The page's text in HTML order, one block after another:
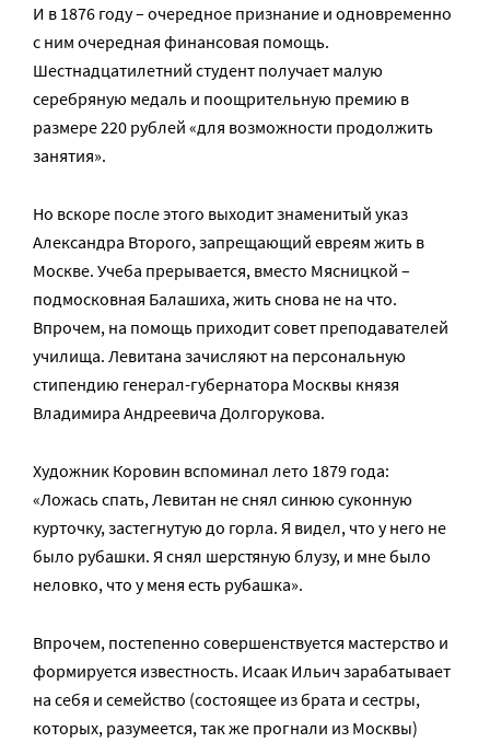
И в 1876 году – очередное признание и одновременно
с ним очередная финансовая помощь.
Шестнадцатилетний студент получает малую
серебряную медаль и поощрительную премию в
размере 220 рублей «для возможности продолжить
занятия».
Но вскоре после этого выходит знаменитый указ
Александра Второго, запрещающий евреям жить в
Москве. Учеба прерывается, вместо Мясницкой –
подмосковная Балашиха, жить снова не на что.
Впрочем, на помощь приходит совет преподавателей
училища. Левитана зачисляют на персональную
стипендию генерал-губернатора Москвы князя
Владимира Андреевича Долгорукова.
Художник Коровин вспоминал лето 1879 года:
«Ложась спать, Левитан не снял синюю суконную
курточку, застегнутую до горла. Я видел, что у него не
было рубашки. Я снял шерстяную блузу, и мне было
неловко, что у меня есть рубашка».
Впрочем, постепенно совершенствуется мастерство и
формируется известность. Исаак Ильич зарабатывает
на себя и семейство (состоящее из брата и сестры,
которых, разумеется, так же прогнали из Москвы)